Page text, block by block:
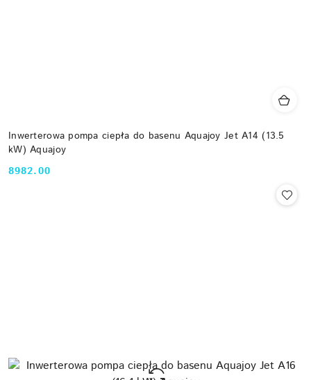
Inwerterowa pompa ciepła do basenu Aquajoy Jet A14 (13.5
kW) Aquajoy
Cena:
8982.00